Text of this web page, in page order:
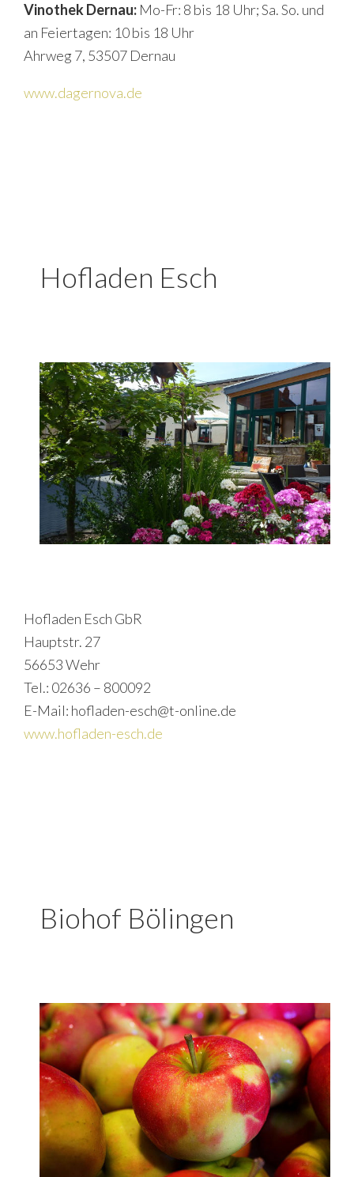
Vinothek Dernau: Mo-Fr: 8 bis 18 Uhr; Sa. So. und
an Feiertagen: 10 bis 18 Uhr
Ahrweg 7, 53507 Dernau
www.dagernova.de
Hofladen Esch
Hofladen Esch GbR
Hauptstr. 27
56653 Wehr
Tel.: 02636 – 800092
E-Mail: hofladen-esch@t-online.de
www.hofladen-esch.de
Biohof Bölingen